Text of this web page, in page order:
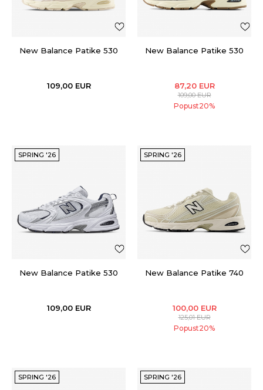
New Balance Patike 530
109,00 EUR
New Balance Patike 530
87,20 EUR
109,00EUR
Popust20%
SPRING '26
New Balance Patike 530
109,00 EUR
SPRING '26
New Balance Patike 740
100,00 EUR
125,01EUR
Popust20%
SPRING '26 SPRING '26